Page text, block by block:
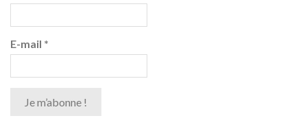
E-mail *